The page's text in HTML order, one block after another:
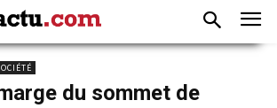
du sommet de